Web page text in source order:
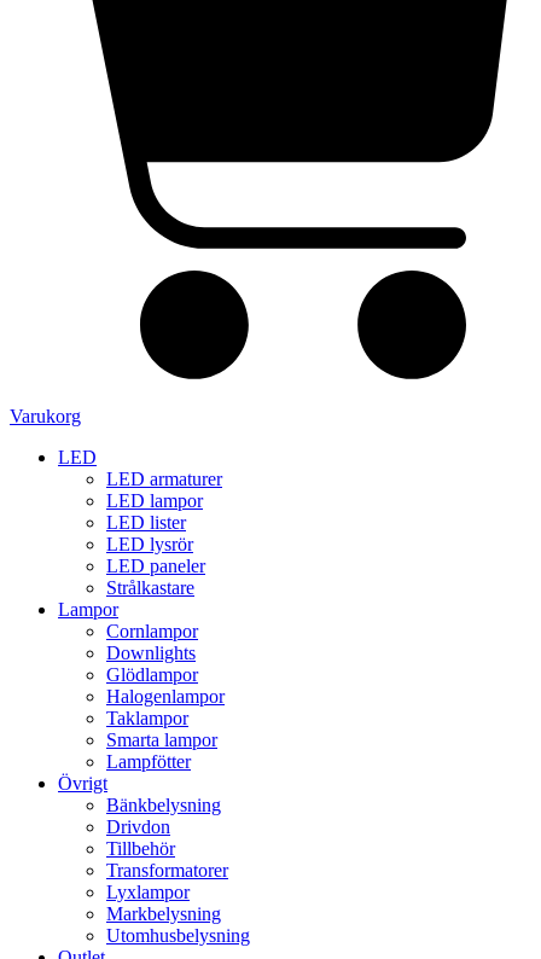
Varukorg
LED
LED armaturer
LED lampor
LED lister
LED lysrör
LED paneler
Strålkastare
Lampor
Cornlampor
Downlights
Glödlampor
Halogenlampor
Taklampor
Smarta lampor
Lampfötter
Övrigt
Bänkbelysning
Drivdon
Tillbehör
Transformatorer
Lyxlampor
Markbelysning
Utomhusbelysning